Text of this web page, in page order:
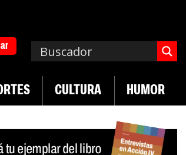
CULTURA HUMOR
salud mental | Los 43